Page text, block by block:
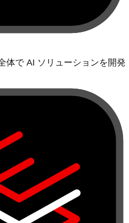
体で AI ソリューションを開発